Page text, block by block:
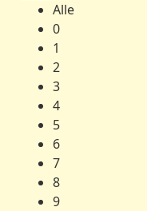
Alle
0
1
2
3
4
5
6
7
8
9